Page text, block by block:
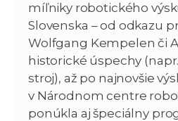
míľniky robotického
Slovenska – od odkazu
Wolfgang Kempelen či
historické úspechy
stroj), až po najnovšie
v Národnom centre
ponúkla aj špeciálny